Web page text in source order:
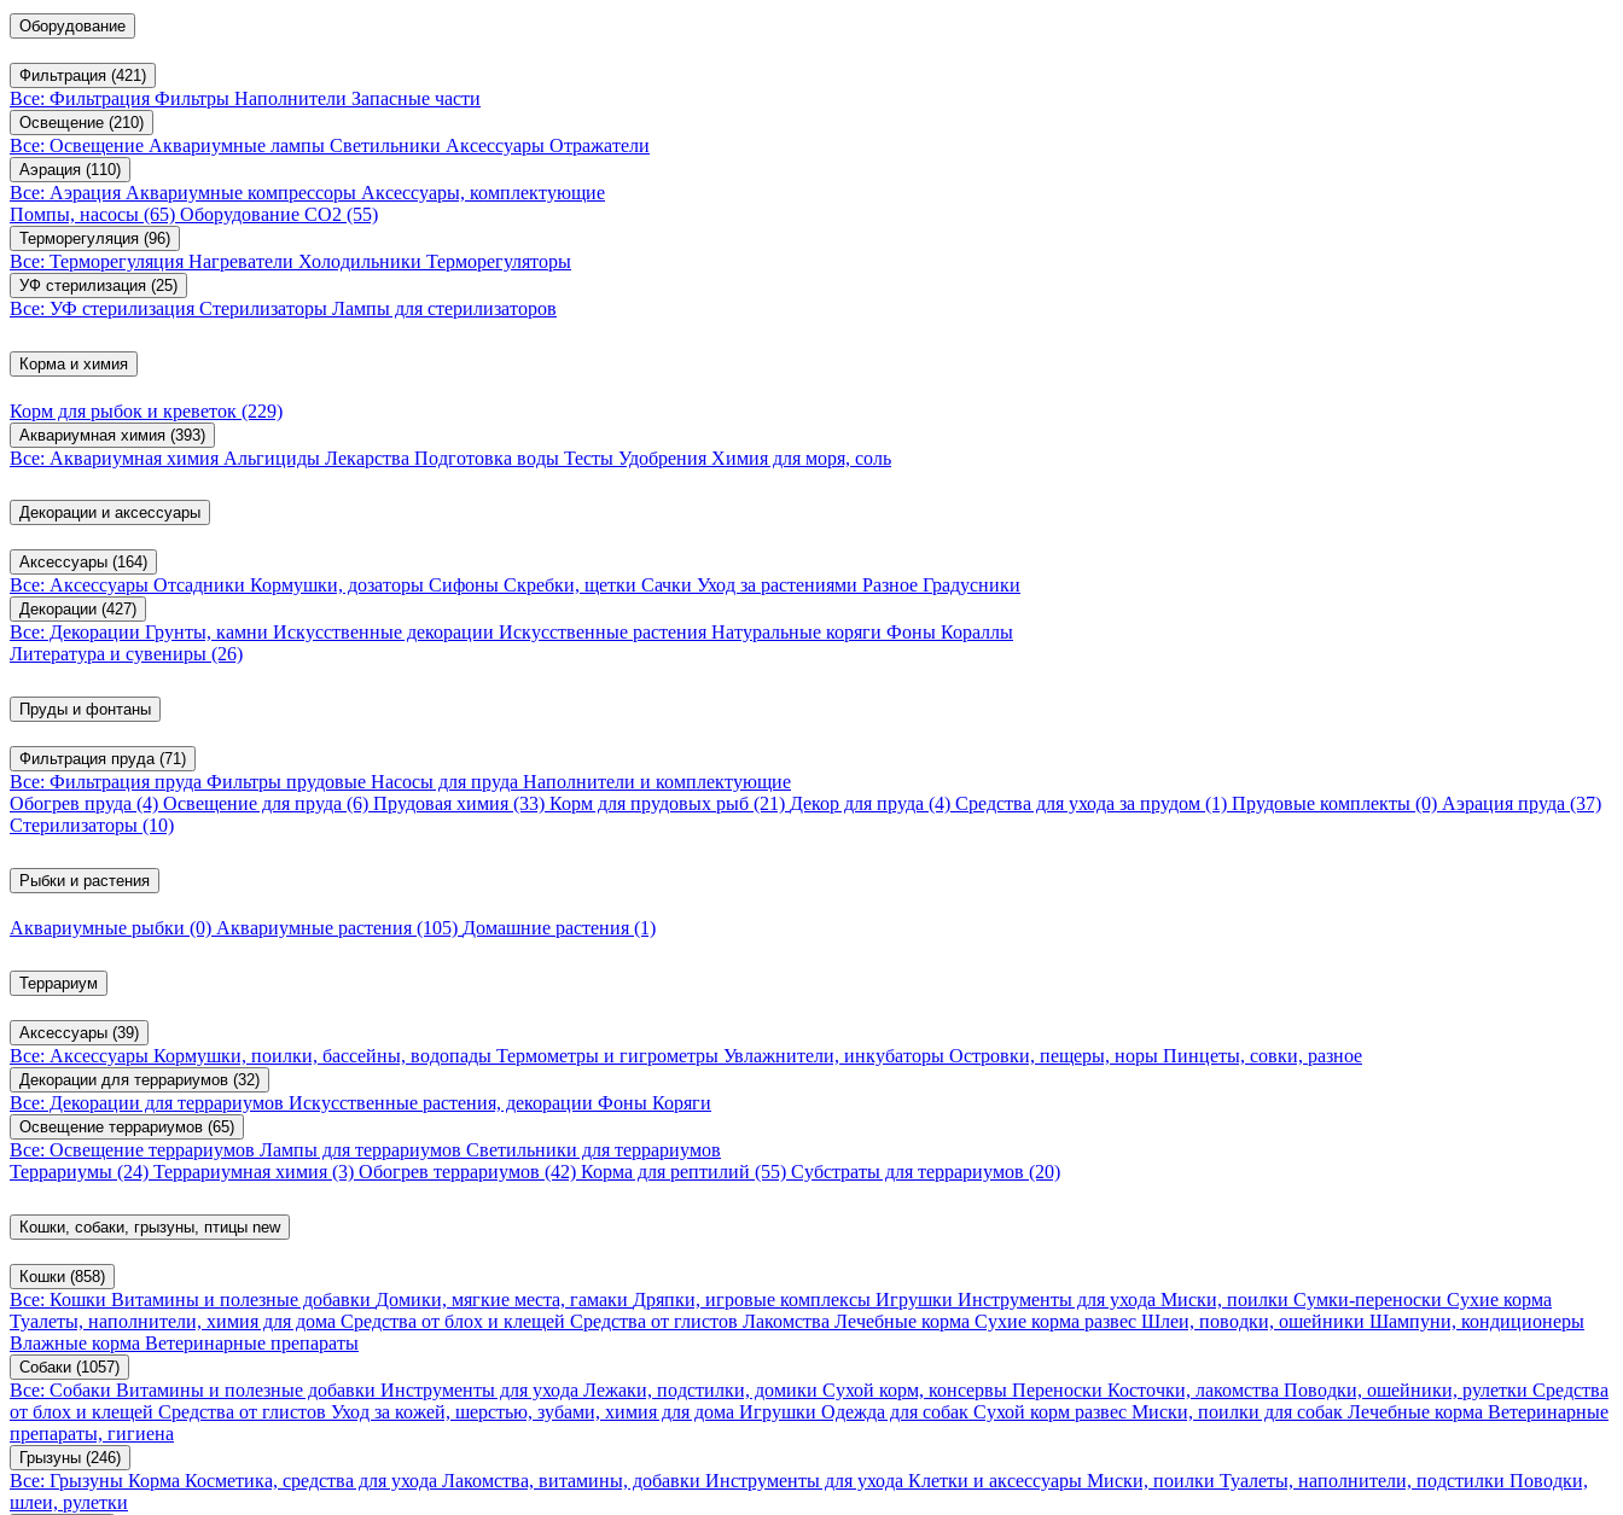
Оборудование
Фильтрация (421)
Все: Фильтрация Фильтры Наполнители Запасные части
Освещение (210)
Все: Освещение Аквариумные лампы Светильники Аксессуары Отражатели
Аэрация (110)
Все: Аэрация Аквариумные компрессоры Аксессуары, комплектующие
Помпы, насосы (65) Оборудование CO2 (55)
Терморегуляция (96)
Все: Терморегуляция Нагреватели Холодильники Терморегуляторы
УФ стерилизация (25)
Все: УФ стерилизация Стерилизаторы Лампы для стерилизаторов
Корма и химия
Корм для рыбок и креветок (229)
Аквариумная химия (393)
Все: Аквариумная химия Альгициды Лекарства Подготовка воды Тесты Удобрения Химия для моря, соль
Декорации и аксессуары
Аксессуары (164)
Все: Аксессуары Отсадники Кормушки, дозаторы Сифоны Скребки, щетки Сачки Уход за растениями Разное Градусники
Декорации (427)
Все: Декорации Грунты, камни Искусственные декорации Искусственные растения Натуральные коряги Фоны Кораллы
Литература и сувениры (26)
Пруды и фонтаны
Фильтрация пруда (71)
Все: Фильтрация пруда Фильтры прудовые Насосы для пруда Наполнители и комплектующие
Обогрев пруда (4) Освещение для пруда (6) Прудовая химия (33) Корм для прудовых рыб (21) Декор для пруда (4) Средства для ухода за прудом (1) Прудовые комплекты (0) Аэрация пруда (37)
Стерилизаторы (10)
Рыбки и растения
Аквариумные рыбки (0) Аквариумные растения (105) Домашние растения (1)
Террариум
Аксессуары (39)
Все: Аксессуары Кормушки, поилки, бассейны, водопады Термометры и гигрометры Увлажнители, инкубаторы Островки, пещеры, норы Пинцеты, совки, разное
Декорации для террариумов (32)
Все: Декорации для террариумов Искусственные растения, декорации Фоны Коряги
Освещение террариумов (65)
Все: Освещение террариумов Лампы для террариумов Светильники для террариумов
Террариумы (24) Террариумная химия (3) Обогрев террариумов (42) Корма для рептилий (55) Субстраты для террариумов (20)
Кошки, собаки, грызуны, птицы new
Кошки (858)
Все: Кошки Витамины и полезные добавки Домики, мягкие места, гамаки Дряпки, игровые комплексы Игрушки Инструменты для ухода Миски, поилки Сумки-переноски Сухие корма
Туалеты, наполнители, химия для дома Средства от блох и клещей Средства от глистов Лакомства Лечебные корма Сухие корма развес Шлеи, поводки, ошейники Шампуни, кондиционеры
Влажные корма Ветеринарные препараты
Собаки (1057)
Все: Собаки Витамины и полезные добавки Инструменты для ухода Лежаки, подстилки, домики Сухой корм, консервы Переноски Косточки, лакомства Поводки, ошейники, рулетки Средства
от блох и клещей Средства от глистов Уход за кожей, шерстью, зубами, химия для дома Игрушки Одежда для собак Сухой корм развес Миски, поилки для собак Лечебные корма Ветеринарные
препараты, гигиена
Грызуны (246)
Все: Грызуны Корма Косметика, средства для ухода Лакомства, витамины, добавки Инструменты для ухода Клетки и аксессуары Миски, поилки Туалеты, наполнители, подстилки Поводки,
шлеи, рулетки